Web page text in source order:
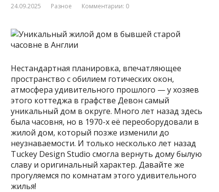
24.09.2025 Разное Комментарии: 0
Нестандартная планировка, впечатляющее
пространство с обилием готических окон,
атмосфера удивительного прошлого — у хозяев
этого коттеджа в графстве Девон самый
уникальный дом в округе. Много лет назад здесь
была часовня, но в 1970-х её переоборудовали в
жилой дом, который позже изменили до
неузнаваемости. И только несколько лет назад
Tuckey Design Studio смогла вернуть дому былую
славу и оригинальный характер. Давайте же
прогуляемся по комнатам этого удивительного
жилья!